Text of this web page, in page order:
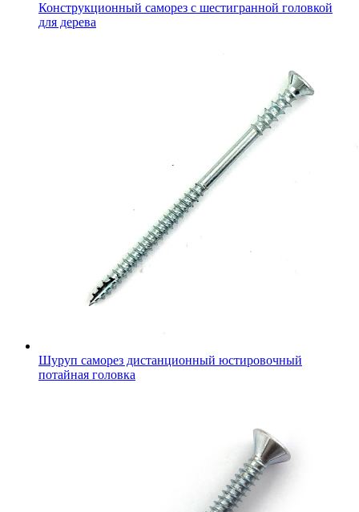
Конструкционный саморез с шестигранной головкой
для дерева
Шуруп саморез дистанционный юстировочный
потайная головка